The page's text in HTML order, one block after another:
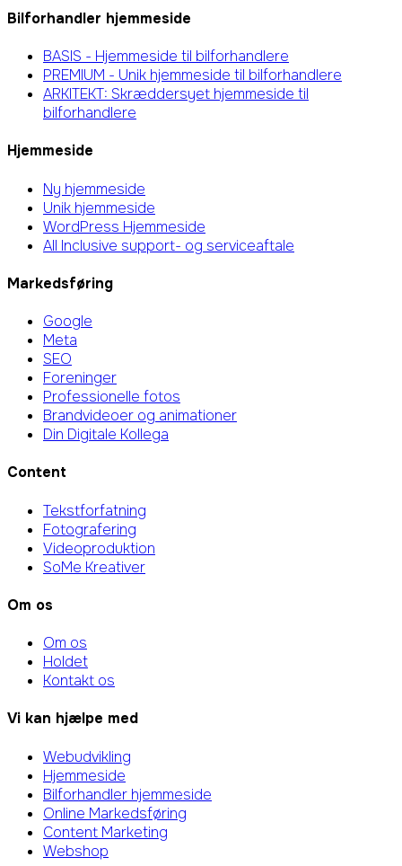
Bilforhandler hjemmeside
BASIS - Hjemmeside til bilforhandlere
PREMIUM - Unik hjemmeside til bilforhandlere
ARKITEKT: Skræddersyet hjemmeside til
bilforhandlere
Hjemmeside
Ny hjemmeside
Unik hjemmeside
WordPress Hjemmeside
All Inclusive support- og serviceaftale
Markedsføring
Google
Meta
SEO
Foreninger
Professionelle fotos
Brandvideoer og animationer
Din Digitale Kollega
Content
Tekstforfatning
Fotografering
Videoproduktion
SoMe Kreativer
Om os
Om os
Holdet
Kontakt os
Vi kan hjælpe med
Webudvikling
Hjemmeside
Bilforhandler hjemmeside
Online Markedsføring
Content Marketing
Webshop